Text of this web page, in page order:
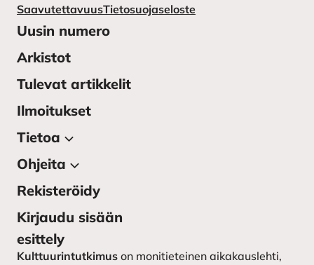
SaavutettavuusTietosuojaseloste
Uusin numero
Arkistot
Tulevat artikkelit
Ilmoitukset
Tietoa
Tietoa julkaisusta
Lehden toimitus
Kulttuurintutkimuksen
seura
Ohjeita
Kirjoittajan ohjeet
Kirjoittajaohjeet ruotsiksi –
instruktioner till författarna
Lähetä käsikirjoitus
Rekisteröidy
Kirjaudu sisään
esittely
Kulttuurintutkimus on monitieteinen aikakauslehti,